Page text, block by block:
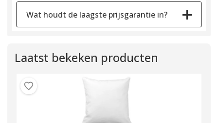
Wat houdt de laagste prijsgarantie in?
Laatst bekeken producten